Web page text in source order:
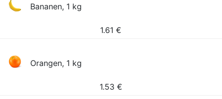
Bananen, 1 kg
1.61 €
Orangen, 1 kg
1.53 €